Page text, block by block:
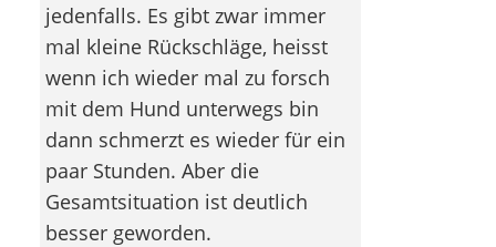
jedenfalls. Es gibt zwar immer
mal kleine Rückschläge, heisst
wenn ich wieder mal zu forsch
mit dem Hund unterwegs bin
dann schmerzt es wieder für ein
paar Stunden. Aber die
Gesamtsituation ist deutlich
besser geworden.